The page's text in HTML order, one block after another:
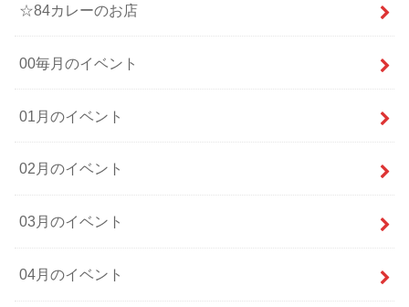
☆84カレーのお店
00毎月のイベント
01月のイベント
02月のイベント
03月のイベント
04月のイベント